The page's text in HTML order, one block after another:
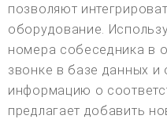
позволяют
оборудование.
номера собеседника в
звонке в базе данных
информацию о
предлагает добавить